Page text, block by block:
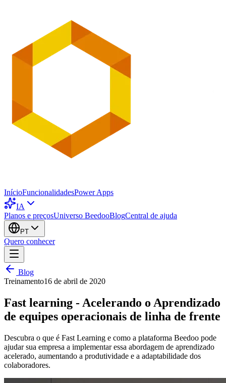
InícioFuncionalidadesPower Apps
IA
Planos e preçosUniverso BeedooBlogCentral de ajuda
PT
Quero conhecer
Blog
Treinamento16 de abril de 2020
Fast learning - Acelerando o Aprendizado
de equipes operacionais de linha de frente
Descubra o que é Fast Learning e como a plataforma Beedoo pode
ajudar sua empresa a implementar essa abordagem de aprendizado
acelerado, aumentando a produtividade e a adaptabilidade dos
colaboradores.